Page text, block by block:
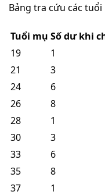
Bảng tra cứu các
Tuổi mụ Số dư khi
19
1
21
3
24
6
26
8
28
1
30
3
33
6
35
8
37
1